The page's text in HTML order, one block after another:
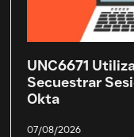
UNC6671
Secuestrar
Okta
07/08/2026